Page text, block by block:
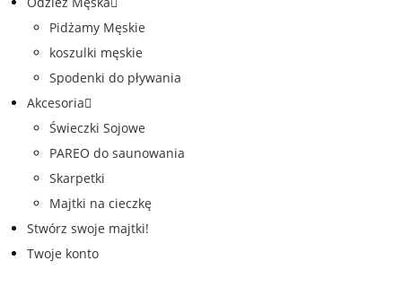
Pidżamy Męskie
koszulki męskie
Spodenki do pływania
Akcesoria
Świeczki Sojowe
PAREO do saunowania
Skarpetki
Majtki na cieczkę
Stwórz swoje majtki!
Twoje konto